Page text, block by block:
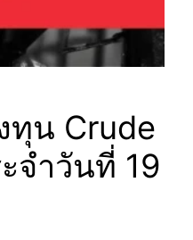
ทุน Crude
จำวันที่ 19